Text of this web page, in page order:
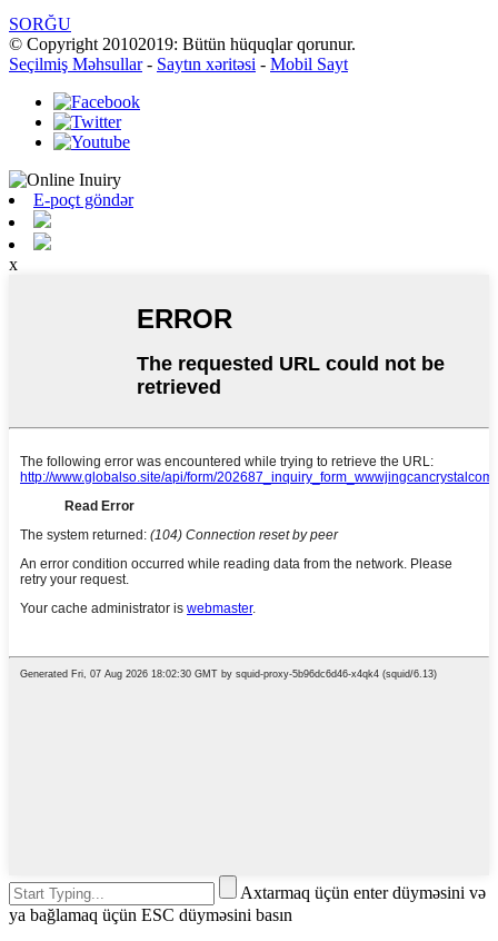
SORĞU
© Copyright 20102019: Bütün hüquqlar qorunur.
Seçilmiş Məhsullar- Saytın xəritəsi - Mobil Sayt
E-poçt göndər
x
Axtarmaq üçün enter düyməsini və
ya bağlamaq üçün ESC düyməsini basın